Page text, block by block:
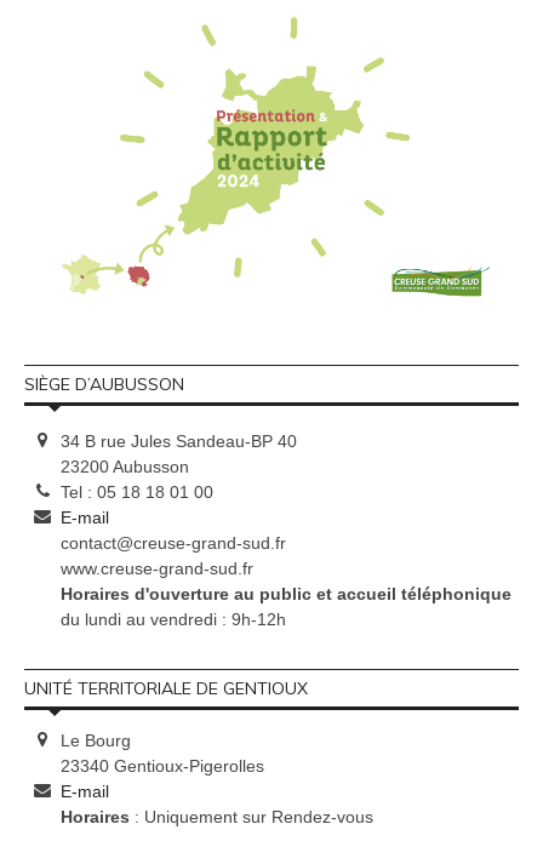
SIÈGE D’AUBUSSON
34 B rue Jules Sandeau-BP 40
23200 Aubusson
Tel : 05 18 18 01 00
E-mail
contact@creuse-grand-sud.fr
www.creuse-grand-sud.fr
Horaires d'ouverture au public et accueil téléphonique
du lundi au vendredi : 9h-12h
UNITÉ TERRITORIALE DE GENTIOUX
Le Bourg
23340 Gentioux-Pigerolles
E-mail
Horaires : Uniquement sur Rendez-vous